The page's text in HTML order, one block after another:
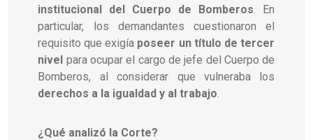
institucional del Cuerpo de Bomberos. En
particular, los demandantes cuestionaron el
requisito que exigía poseer un título de tercer
nivel para ocupar el cargo de jefe del Cuerpo de
Bomberos, al considerar que vulneraba los
derechos a la igualdad y al trabajo.
¿Qué analizó la Corte?